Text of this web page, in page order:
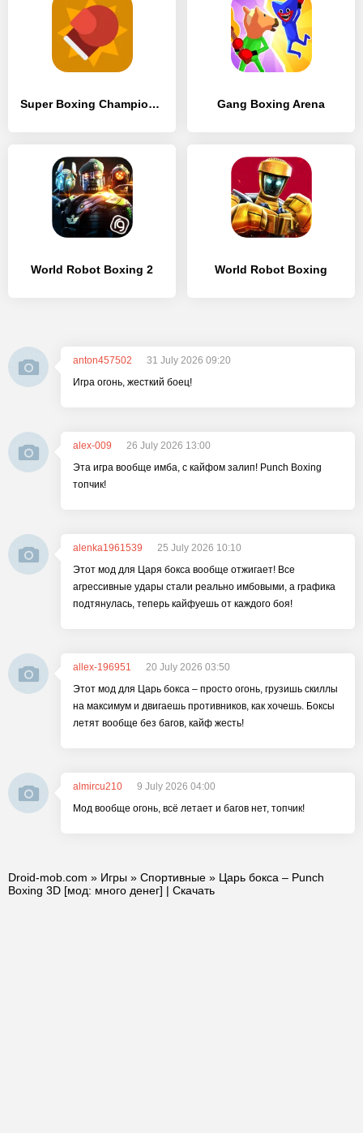
Super Boxing Championship! Gang Boxing Arena
World Robot Boxing 2 World Robot Boxing
anton457502
31 July 2026 09:20
Игра огонь, жесткий боец!
alex-009
26 July 2026 13:00
Эта игра вообще имба, с кайфом залип! Punch Boxing
топчик!
alenka1961539
25 July 2026 10:10
Этот мод для Царя бокса вообще отжигает! Все
агрессивные удары стали реально имбовыми, а графика
подтянулась, теперь кайфуешь от каждого боя!
allex-196951
20 July 2026 03:50
Этот мод для Царь бокса – просто огонь, грузишь скиллы
на максимум и двигаешь противников, как хочешь. Боксы
летят вообще без багов, кайф жесть!
almircu210
9 July 2026 04:00
Мод вообще огонь, всё летает и багов нет, топчик!
Droid-mob.com » Игры » Спортивные » Царь бокса – Punch
Boxing 3D [мод: много денег] | Скачать